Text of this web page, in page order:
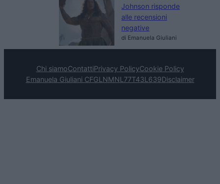
Johnson risponde
alle recensioni
negative
di Emanuela Giuliani
Chi siamoContattiPrivacy PolicyCookie Policy
Emanuela Giuliani CFGLNMNL77T43L639Disclaimer